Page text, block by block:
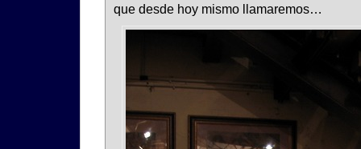
que desde hoy mismo llamaremos…